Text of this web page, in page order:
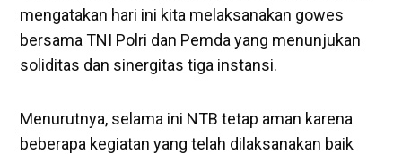
mengatakan hari ini kita melaksanakan gowes
bersama TNI Polri dan Pemda yang menunjukan
soliditas dan sinergitas tiga instansi.
Menurutnya, selama ini NTB tetap aman karena
beberapa kegiatan yang telah dilaksanakan baik